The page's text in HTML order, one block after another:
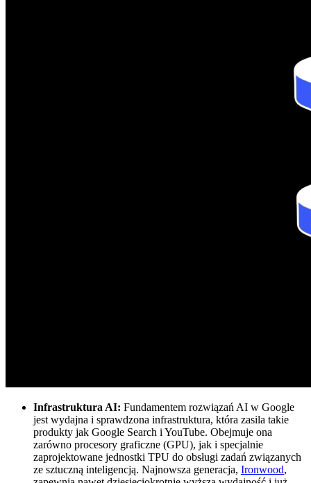
Infrastruktura AI: Fundamentem rozwiązań AI w Google
jest wydajna i sprawdzona infrastruktura, która zasila takie
produkty jak Google Search i YouTube. Obejmuje ona
zarówno procesory graficzne (GPU), jak i specjalnie
zaprojektowane jednostki TPU do obsługi zadań związanych
ze sztuczną inteligencją. Najnowsza generacja, Ironwood,